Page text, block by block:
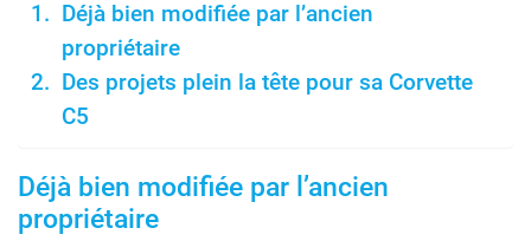
Déjà bien modifiée par l’ancien
propriétaire
Des projets plein la tête pour sa Corvette
C5
Déjà bien modifiée par l’ancien
propriétaire